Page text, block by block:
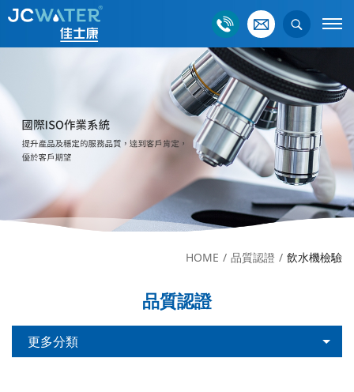
HOME 品質認證 飲水機檢驗
品質認證
更多分類